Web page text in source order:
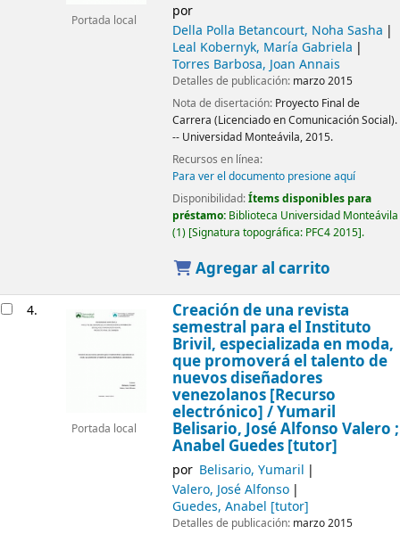
Portada local
por
Della Polla Betancourt, Noha Sasha
Leal Kobernyk, María Gabriela
Torres Barbosa, Joan Annais
Detalles de publicación: marzo 2015
Nota de disertación: Proyecto Final de
Carrera (Licenciado en Comunicación Social).
-- Universidad Monteávila, 2015.
Recursos en línea:
Para ver el documento presione aquí
Disponibilidad:Ítems disponibles para
préstamo: Biblioteca Universidad Monteávila
(1) Signatura topográfica: PFC4 2015 .
Agregar al carrito
4.
Portada local
Creación de una revista
semestral para el Instituto
Brivil, especializada en moda,
que promoverá el talento de
nuevos diseñadores
venezolanos [Recurso
electrónico] /Yumaril
Belisario, José Alfonso Valero ;
Anabel Guedes [tutor]
por Belisario, Yumaril
Valero, José Alfonso
Guedes, Anabel [tutor]
Detalles de publicación: marzo 2015